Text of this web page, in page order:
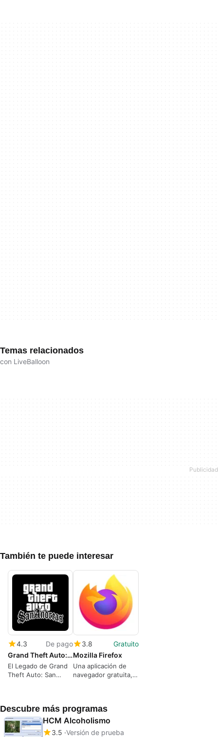
Temas relacionados
con LiveBalloon
También te puede interesar
4.3
De pago
Grand Theft Auto: San Andreas
El Legado de Grand
Theft Auto: San
3.8
Gratuito
Mozilla Firefox
Una aplicación de
navegador gratuita,
Descubre más programas
HCM Alcoholismo
3.5 Versión de prueba